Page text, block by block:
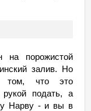
на порожистой
залив. Но
том, что это
рукой подать, а
Нарву - и вы в